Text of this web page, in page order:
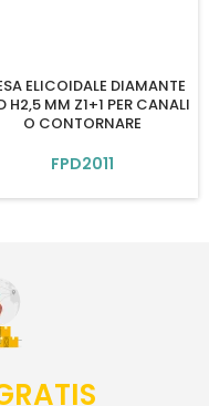
ELICOIDALE DIAMANTE
H2,5 MM Z1+1 PER CANALI
O CONTORNARE
FPD2011